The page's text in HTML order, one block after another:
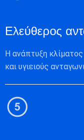
Ελεύθερος
Η ανάπτυξη
και υγιειούς